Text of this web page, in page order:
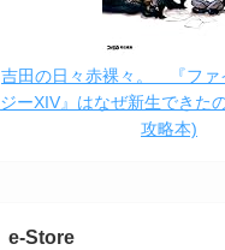
吉田の日々赤裸々。 『ファ
ジーXIV』はなぜ新生できた
攻略本)
e-Store